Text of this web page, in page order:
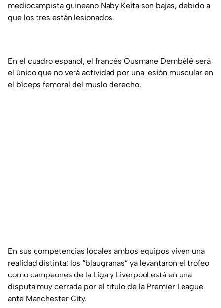
mediocampista guineano Naby Keita son bajas, debido a
que los tres están lesionados.
En el cuadro español, el francés Ousmane Dembélé será
el único que no verá actividad por una lesión muscular en
el bíceps femoral del muslo derecho.
En sus competencias locales ambos equipos viven una
realidad distinta; los “blaugranas” ya levantaron el trofeo
como campeones de la Liga y Liverpool está en una
disputa muy cerrada por el título de la Premier League
ante Manchester City.